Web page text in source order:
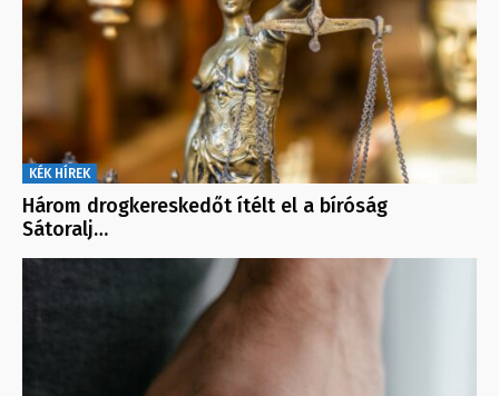
KÉK HÍREK
Három drogkereskedőt ítélt el a bíróság
Sátoralj…